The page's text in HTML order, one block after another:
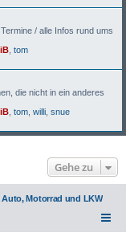
/ alle Infos rund ums
tom
die nicht in ein anderes
tom willi snue
Gehe zu
Motorrad und LKW